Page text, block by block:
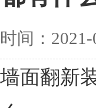
时间：
墙面翻新